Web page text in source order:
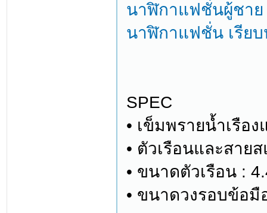
นาฬิกาแฟชั่นผู้ชาย
นาฬิกาแฟชั่น เรีย
SPEC
• เข็มพรายน้ำเรือง
• ตัวเรือนและสาย
• ขนาดตัวเรือน :
• ขนาดวงรอบข้อมื